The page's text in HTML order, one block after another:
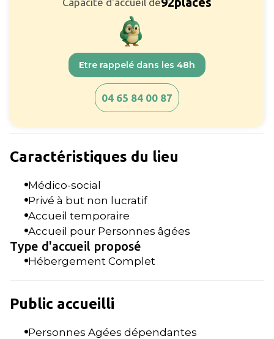
Etre rappelé dans les 48h
04 65 84 00 87
Caractéristiques du lieu
Médico-social
Privé à but non lucratif
Accueil temporaire
Accueil pour Personnes âgées
Type d'accueil proposé
Hébergement Complet
Public accueilli
Personnes Agées dépendantes